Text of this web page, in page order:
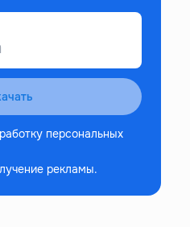
персональных
рекламы.